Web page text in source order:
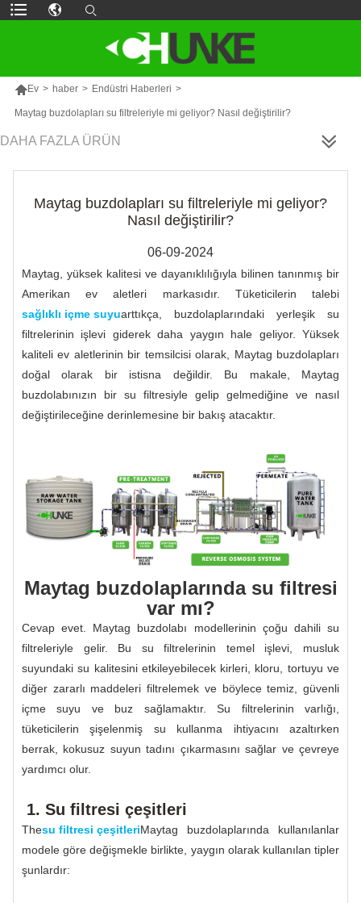
Ev > haber > Endüstri Haberleri >
Maytag buzdolapları su filtreleriyle mi geliyor? Nasıl değiştirilir?
DAHA FAZLA ÜRÜN
Maytag buzdolapları su filtreleriyle mi geliyor?
Nasıl değiştirilir?
06-09-2024
Maytag, yüksek kalitesi ve dayanıklılığıyla bilinen tanınmış bir
Amerikan ev aletleri markasıdır. Tüketicilerin talebi
sağlıklı içme suyuarttıkça, buzdolaplarındaki yerleşik su
filtrelerinin işlevi giderek daha yaygın hale geliyor. Yüksek
kaliteli ev aletlerinin bir temsilcisi olarak, Maytag buzdolapları
doğal olarak bir istisna değildir. Bu makale, Maytag
buzdolabınızın bir su filtresiyle gelip gelmediğine ve nasıl
değiştirileceğine derinlemesine bir bakış atacaktır.
Maytag buzdolaplarında su filtresi
var mı?
Cevap evet. Maytag buzdolabı modellerinin çoğu dahili su
filtreleriyle gelir. Bu su filtrelerinin temel işlevi, musluk
suyundaki su kalitesini etkileyebilecek kirleri, kloru, tortuyu ve
diğer zararlı maddeleri filtrelemek ve böylece temiz, güvenli
içme suyu ve buz sağlamaktır. Su filtrelerinin varlığı,
tüketicilerin şişelenmiş su kullanma ihtiyacını azaltırken
berrak, kokusuz suyun tadını çıkarmasını sağlar ve çevreye
yardımcı olur.
1. Su filtresi çeşitleri
Thesu filtresi çeşitleriMaytag buzdolaplarında kullanılanlar
modele göre değişmekle birlikte, yaygın olarak kullanılan tipler
şunlardır: